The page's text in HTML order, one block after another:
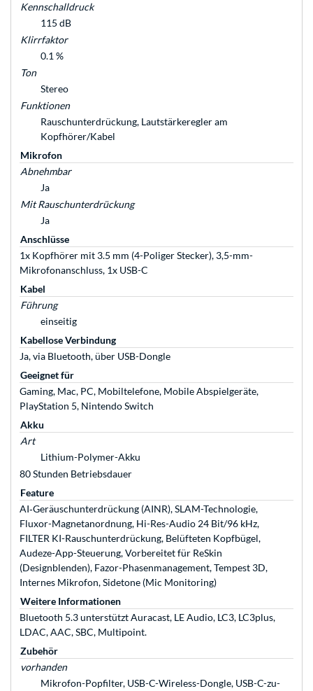
Kennschalldruck
115 dB
Klirrfaktor
0.1 %
Ton
Stereo
Funktionen
Rauschunterdrückung, Lautstärkeregler am
Kopfhörer/Kabel
Mikrofon
Abnehmbar
Ja
Mit Rauschunterdrückung
Ja
Anschlüsse
1x Kopfhörer mit 3.5 mm (4-Poliger Stecker), 3,5-mm-
Mikrofonanschluss, 1x USB-C
Kabel
Führung
einseitig
Kabellose Verbindung
Ja, via Bluetooth, über USB-Dongle
Geeignet für
Gaming, Mac, PC, Mobiltelefone, Mobile Abspielgeräte,
PlayStation 5, Nintendo Switch
Akku
Art
Lithium-Polymer-Akku
80 Stunden Betriebsdauer
Feature
AI‑Geräuschunterdrückung (AINR), SLAM-Technologie,
Fluxor-Magnetanordnung, Hi-Res-Audio 24 Bit/96 kHz,
FILTER KI-Rauschunterdrückung, Belüfteten Kopfbügel,
Audeze-App-Steuerung, Vorbereitet für ReSkin
(Designblenden), Fazor-Phasenmanagement, Tempest 3D,
Internes Mikrofon, Sidetone (Mic Monitoring)
Weitere Informationen
Bluetooth 5.3 unterstützt Auracast, LE Audio, LC3, LC3plus,
LDAC, AAC, SBC, Multipoint.
Zubehör
vorhanden
Mikrofon-Popfilter, USB-C-Wireless-Dongle, USB-C-zu-